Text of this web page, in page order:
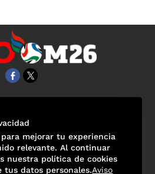
mejorar tu experiencia
relevante. Al continuar
nuestra política de cookies
datos personales.Aviso